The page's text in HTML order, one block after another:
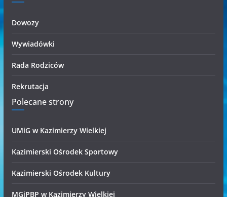
Dowozy
Wywiadówki
Rada Rodziców
Rekrutacja
Polecane strony
UMiG w Kazimierzy Wielkiej
Kazimierski Ośrodek Sportowy
Kazimierski Ośrodek Kultury
MGiPBP w Kazimierzy Wielkiej